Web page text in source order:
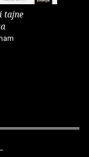
tajne